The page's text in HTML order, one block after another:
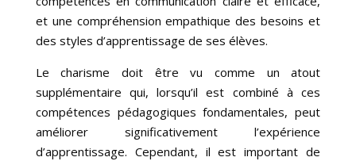
et une compréhension empathique des besoins et
des styles d’apprentissage de ses élèves.
Le charisme doit être vu comme un atout
supplémentaire qui, lorsqu’il est combiné à ces
compétences pédagogiques fondamentales, peut
améliorer significativement l’expérience
d’apprentissage. Cependant, il est important de